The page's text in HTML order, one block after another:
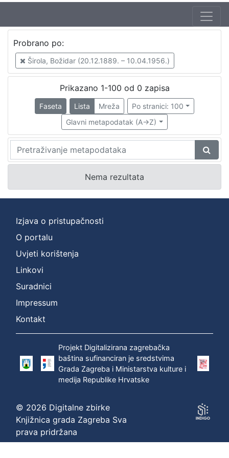
P
r
a
o
o
:
Širola,
Božidar
–
P
a
n
o
1
Probrano po:
Širola, Božidar (20.12.1889. – 10.04.1956.)
Prikazano 1-100 od 0 zapisa
Faseta Lista Mreža
Po stranici: 100
Glavni metapodatak (A->Z)
Nema rezultata
Izjava o pristupačnosti
O portalu
Uvjeti korištenja
Linkovi
Suradnici
Impressum
Kontakt
Projekt Digitalizirana zagrebačka
baština sufinanciran je sredstvima
Grada Zagreba i Ministarstva kulture i
medija Republike Hrvatske
© 2026 Digitalne zbirke
Knjižnica grada Zagreba Sva
prava pridržana